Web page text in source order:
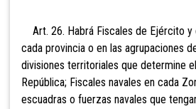
Art. 26. Habrá Fiscales de Ejército y
cada provincia o en las agrupaciones
divisiones territoriales que determine
República; Fiscales navales en cada
escuadras o fuerzas navales que